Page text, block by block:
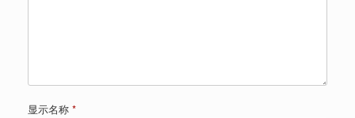
显示名称 *